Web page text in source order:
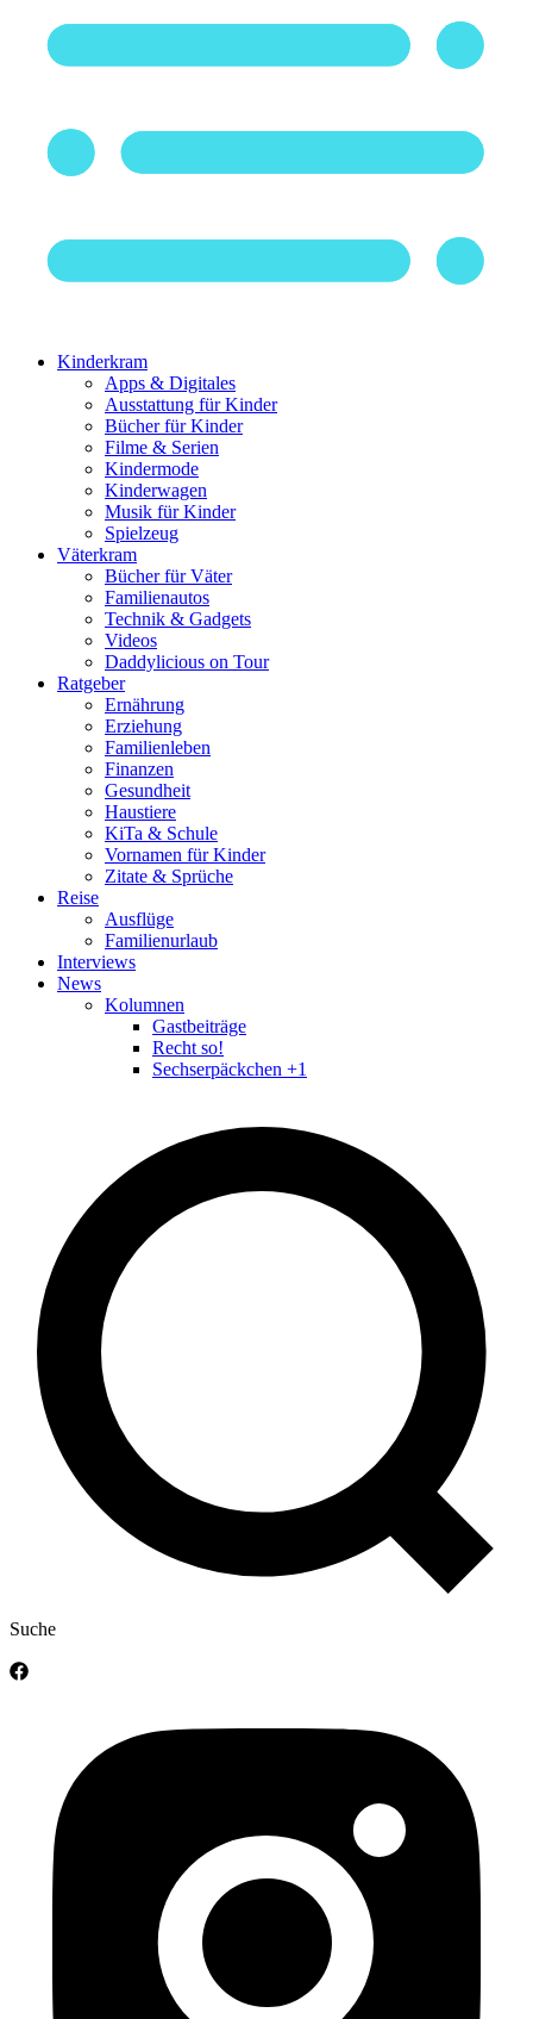
Kinderkram
Apps & Digitales
Ausstattung für Kinder
Bücher für Kinder
Filme & Serien
Kindermode
Kinderwagen
Musik für Kinder
Spielzeug
Väterkram
Bücher für Väter
Familienautos
Technik & Gadgets
Videos
Daddylicious on Tour
Ratgeber
Ernährung
Erziehung
Familienleben
Finanzen
Gesundheit
Haustiere
KiTa & Schule
Vornamen für Kinder
Zitate & Sprüche
Reise
Ausflüge
Familienurlaub
Interviews
News
Kolumnen
Gastbeiträge
Recht so!
Sechserpäckchen +1
Suche